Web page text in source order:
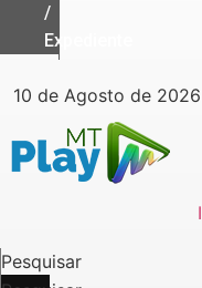
/
Expediente
10 de Agosto de 2026
Pesquisar